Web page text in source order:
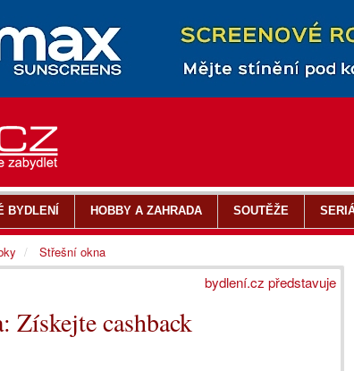
bydlení.cz představuje
Získejte cashback
BYDLENÍ HOBBY A ZAHRADA SOUTĚŽE
Střešní okna